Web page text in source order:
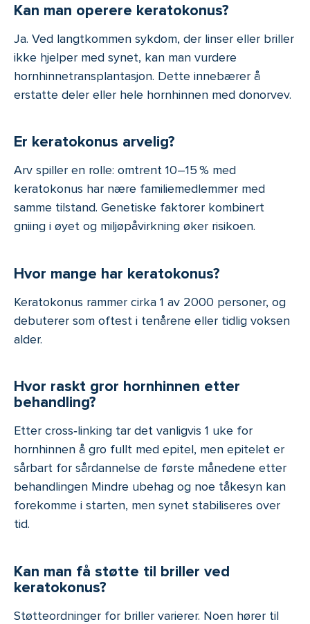
Kan man operere keratokonus?
Ja. Ved langtkommen sykdom, der linser eller briller
ikke hjelper med synet, kan man vurdere
hornhinnetransplantasjon. Dette innebærer å
erstatte deler eller hele hornhinnen med donorvev.
Er keratokonus arvelig?
Arv spiller en rolle: omtrent 10–15 % med
keratokonus har nære familiemedlemmer med
samme tilstand. Genetiske faktorer kombinert
gniing i øyet og miljøpåvirkning øker risikoen.
Hvor mange har keratokonus?
Keratokonus rammer cirka 1 av 2000 personer, og
debuterer som oftest i tenårene eller tidlig voksen
alder.
Hvor raskt gror hornhinnen etter
behandling?
Etter cross‑linking tar det vanligvis 1 uke for
hornhinnen å gro fullt med epitel, men epitelet er
sårbart for sårdannelse de første månedene etter
behandlingen Mindre ubehag og noe tåkesyn kan
forekomme i starten, men synet stabiliseres over
tid.
Kan man få støtte til briller ved
keratokonus?
Støtteordninger for briller varierer. Noen hører til